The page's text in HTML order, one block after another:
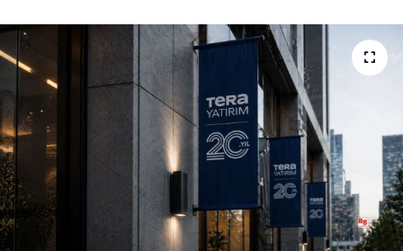
BIST 100 Isı Haritası
Coin Isı Haritası
Ekonomik Takvim
Kiripto Para Piyasası
Gizlilik Sözleşmesi